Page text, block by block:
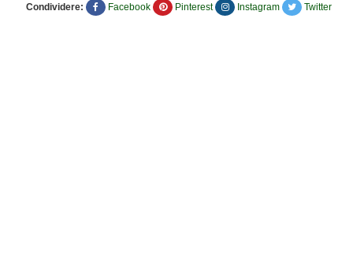
Condividere: Facebook Pinterest Instagram Twitter